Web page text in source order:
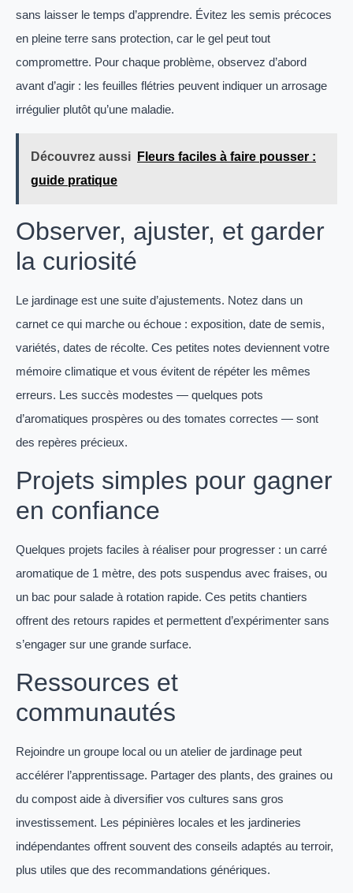
sans laisser le temps d’apprendre. Évitez les semis précoces
en pleine terre sans protection, car le gel peut tout
compromettre. Pour chaque problème, observez d’abord
avant d’agir : les feuilles flétries peuvent indiquer un arrosage
irrégulier plutôt qu’une maladie.
Découvrez aussi
Fleurs faciles à faire pousser :
guide pratique
Observer, ajuster, et garder
la curiosité
Le jardinage est une suite d’ajustements. Notez dans un
carnet ce qui marche ou échoue : exposition, date de semis,
variétés, dates de récolte. Ces petites notes deviennent votre
mémoire climatique et vous évitent de répéter les mêmes
erreurs. Les succès modestes — quelques pots
d’aromatiques prospères ou des tomates correctes — sont
des repères précieux.
Projets simples pour gagner
en confiance
Quelques projets faciles à réaliser pour progresser : un carré
aromatique de 1 mètre, des pots suspendus avec fraises, ou
un bac pour salade à rotation rapide. Ces petits chantiers
offrent des retours rapides et permettent d’expérimenter sans
s’engager sur une grande surface.
Ressources et
communautés
Rejoindre un groupe local ou un atelier de jardinage peut
accélérer l’apprentissage. Partager des plants, des graines ou
du compost aide à diversifier vos cultures sans gros
investissement. Les pépinières locales et les jardineries
indépendantes offrent souvent des conseils adaptés au terroir,
plus utiles que des recommandations génériques.